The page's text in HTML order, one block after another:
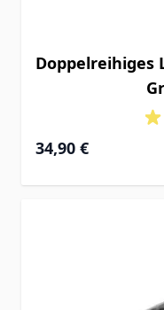
Doppelreihiges
34,90 €